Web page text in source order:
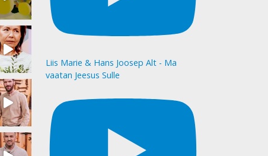
Liis Marie & Hans Joosep Alt - Ma
vaatan Jeesus Sulle